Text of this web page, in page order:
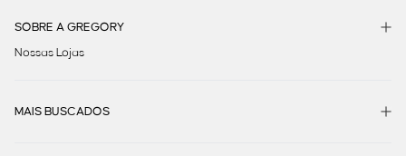
SOBRE A GREGORY
Nossas Lojas
MAIS BUSCADOS